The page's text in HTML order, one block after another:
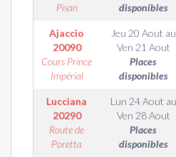
Pisan
disponibles
Ajaccio
20090
Cours Prince
Impérial
Jeu 20 Aout au
Ven 21 Aout
Places
disponibles
Lucciana
20290
Route de
Poretta
Lun 24 Aout au
Ven 28 Aout
Places
disponibles